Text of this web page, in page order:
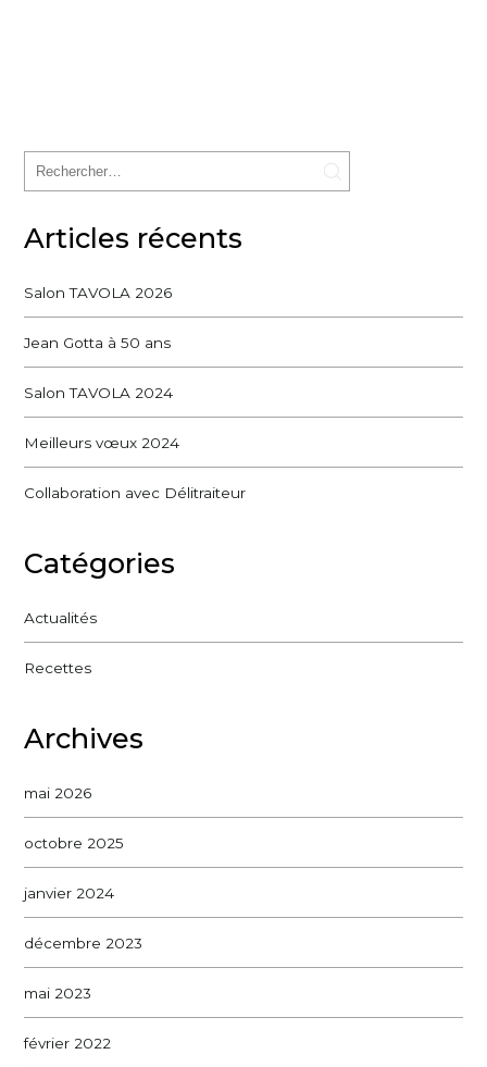
Articles récents
Salon TAVOLA 2026
Jean Gotta à 50 ans
Salon TAVOLA 2024
Meilleurs vœux 2024
Collaboration avec Délitraiteur
Catégories
Actualités
Recettes
Archives
mai 2026
octobre 2025
janvier 2024
décembre 2023
mai 2023
février 2022